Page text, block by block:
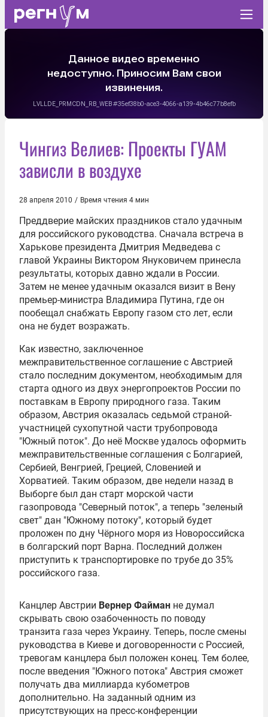
Чингиз Велиев: Проекты ГУАМ
зависли в воздухе
28 апреля 2010 / Время чтения 4 мин
Преддверие майских праздников стало удачным
для российского руководства. Сначала встреча в
Харькове президента Дмитрия Медведева с
главой Украины Виктором Януковичем принесла
результаты, которых давно ждали в России.
Затем не менее удачным оказался визит в Вену
премьер-министра Владимира Путина, где он
пообещал снабжать Европу газом сто лет, если
она не будет возражать.
Как известно, заключенное
межправительственное соглашение с Австрией
стало последним документом, необходимым для
старта одного из двух энергопроектов России по
поставкам в Европу природного газа. Таким
образом, Австрия оказалась седьмой страной-
участницей сухопутной части трубопровода
"Южный поток". До неё Москве удалось оформить
межправительственные соглашения с Болгарией,
Сербией, Венгрией, Грецией, Словенией и
Хорватией. Таким образом, две недели назад в
Выборге был дан старт морской части
газопровода "Северный поток", а теперь "зеленый
свет" дан "Южному потоку", который будет
проложен по дну Чёрного моря из Новороссийска
в болгарский порт Варна. Последний должен
приступить к транспортировке по трубе до 35%
российского газа.
Канцлер Австрии Вернер Файман не думал
скрывать свою озабоченность по поводу
транзита газа через Украину. Теперь, после смены
руководства в Киеве и договоренности с Россией,
тревогам канцлера был положен конец. Тем более,
после введения "Южного потока" Австрия сможет
получать два миллиарда кубометров
дополнительно. На заданный одним из
присутствующих на пресс-конференции